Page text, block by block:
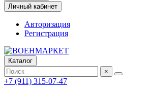
Личный кабинет
Авторизация
Регистрация
Каталог
×
+7 (911) 315-07-47